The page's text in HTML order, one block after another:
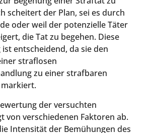
scheitert der Plan, sei es durch
oder weil der potenzielle Täter
die Tat zu begehen. Diese
entscheidend, da sie den
straflosen
zu einer strafbaren
der versuchten
von verschiedenen Faktoren ab.
Intensität der Bemühungen des